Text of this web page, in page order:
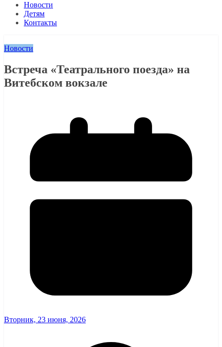
Новости
Детям
Контакты
Новости
Встреча «Театрального поезда» на
Витебском вокзале
Вторник, 23 июня, 2026